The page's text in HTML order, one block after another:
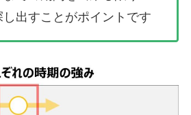
出すことがポイントです